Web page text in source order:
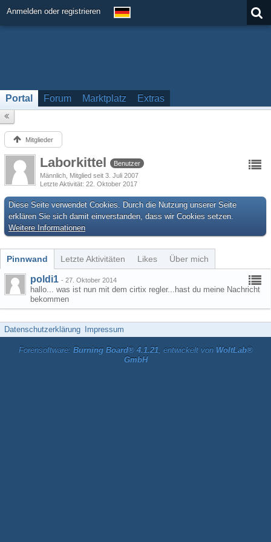
Anmelden oder registrieren
Portal Forum Marktplatz Extras
Mitglieder
Laborkittel
Benutzer
Männlich Mitglied seit 3. Juli 2007
Letzte Aktivität 22. Oktober 2017
Diese Seite verwendet Cookies. Durch die Nutzung unserer Seite
erklären Sie sich damit einverstanden, dass wir Cookies setzen.
Weitere Informationen
Pinnwand Letzte Aktivitäten Likes Über mich
poldi1 - 27. Oktober 2014
hallo... was ist nun mit dem cirtix regler...hast du meine Nachricht
bekommen
Datenschutzerklärung Impressum
Forensoftware: Burning Board® 4.1.21, entwickelt von WoltLab®
GmbH